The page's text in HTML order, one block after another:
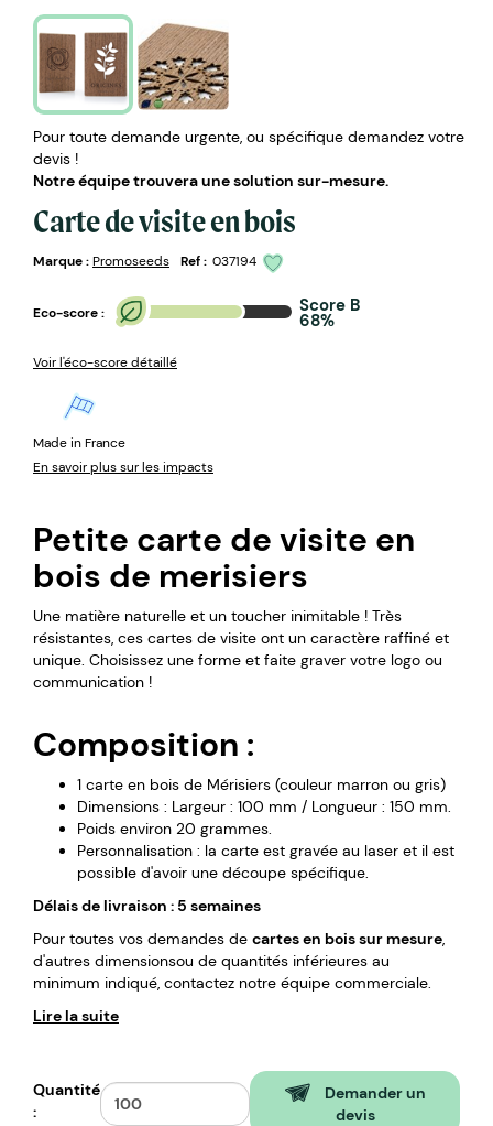
Pour toute demande urgente, ou spécifique demandez votre
devis !
Notre équipe trouvera une solution sur-mesure.
Carte de visite en bois
Marque :Promoseeds Ref : 037194
Eco-score : Score B
68%
Voir l'éco-score détaillé
Made in France
En savoir plus sur les impacts
Petite carte de visite en
bois de merisiers
Une matière naturelle et un toucher inimitable ! Très
résistantes, ces cartes de visite ont un caractère raffiné et
unique. Choisissez une forme et faite graver votre logo ou
communication !
Composition :
1 carte en bois de Mérisiers (couleur marron ou gris)
Dimensions : Largeur : 100 mm / Longueur : 150 mm.
Poids environ 20 grammes.
Personnalisation : la carte est gravée au laser et il est
possible d'avoir une découpe spécifique.
Délais de livraison : 5 semaines
Pour toutes vos demandes de cartes en bois sur mesure,
d'autres dimensionsou de quantités inférieures au
minimum indiqué, contactez notre équipe commerciale.
Lire la suite
Quantité
:
Demander un
devis